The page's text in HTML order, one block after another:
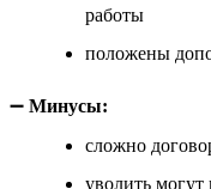
работы
положены
➖ Минусы:
сложно
уволить могут